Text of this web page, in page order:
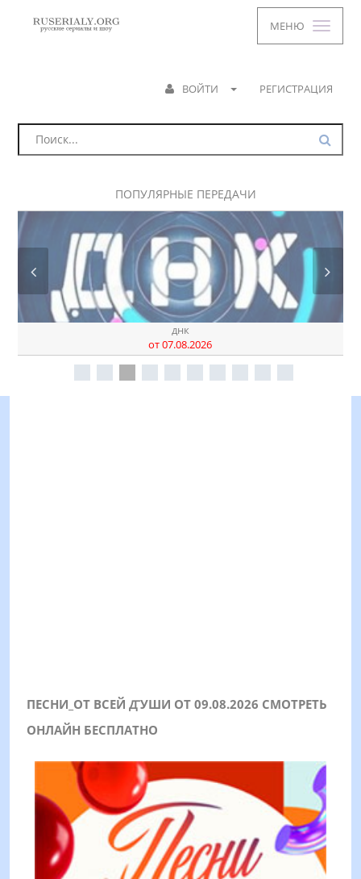
МЕНЮ
ВОЙТИ РЕГИСТРАЦИЯ
ПОПУЛЯРНЫЕ ПЕРЕДАЧИ
днк
от 07.08.2026
ПЕСНИ_ОТ ВСЕЙ ꙢУШИ ОТ 09.08.2026 СМОТРЕТЬ
ОНЛАЙН БЕСПЛАТНО